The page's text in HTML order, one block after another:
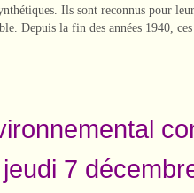
Ils sont reconnus pour
Depuis la fin des années 1940,
7